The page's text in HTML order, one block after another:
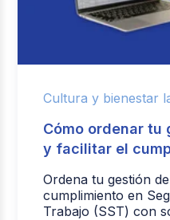
Cultura y bienestar
Cómo ordenar tu
y facilitar el
Ordena tu gestión
cumplimiento en
Trabajo (SST) con